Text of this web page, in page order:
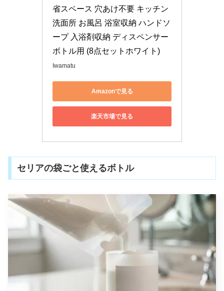
省スペース 穴あけ不要 キッチン
洗面所 お風呂 浴室収納 ハンドソ
ープ 入浴剤収納 ディスペンサー
ボトル用 (8点セットホワイト)
Iwamatu
Amazonで見る
楽天市場で見る
セリアの袋ごと使えるボトル